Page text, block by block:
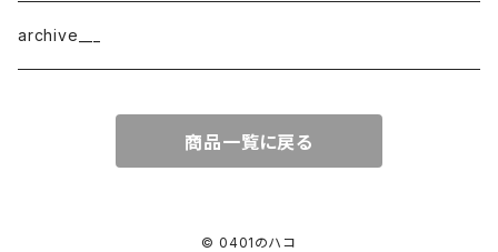
border
cotton × wool
織物
archive___
商品一覧に戻る
© 0401のハコ